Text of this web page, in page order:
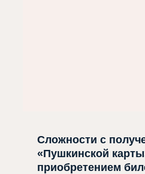
Сложности с
«Пушкинской
приобретением